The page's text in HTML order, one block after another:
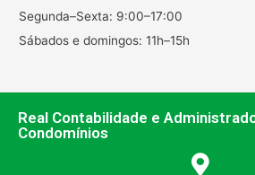
Segunda–Sexta: 9:00–17:00
Sábados e domingos: 11h–15h
Real Contabilidade e
Condomínios